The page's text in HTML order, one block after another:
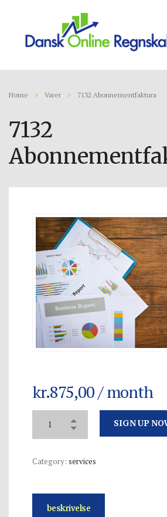
Home Varer 7132 Abonnementfaktura
7132
kr.875,00/ month
SIGN UP
Category: services
beskrivelse